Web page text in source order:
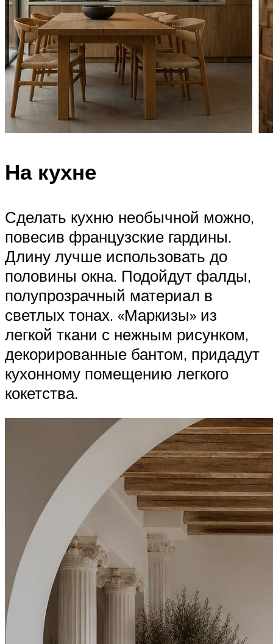
На кухне
Сделать кухню необычной можно,
повесив французские гардины.
Длину лучше использовать до
половины окна. Подойдут фалды,
полупрозрачный материал в
светлых тонах. «Маркизы» из
легкой ткани с нежным рисунком,
декорированные бантом, придадут
кухонному помещению легкого
кокетства.